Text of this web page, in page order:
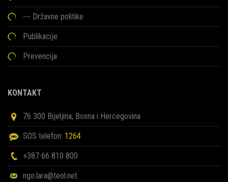
--- Državne politike
Publikacije
Prevencija
KONTAKT
76 300 Bijeljina, Bosna i Hercegovina
SOS telefon: 1264
+387 66 810 800
ngo.lara@teol.net